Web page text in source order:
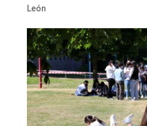
León